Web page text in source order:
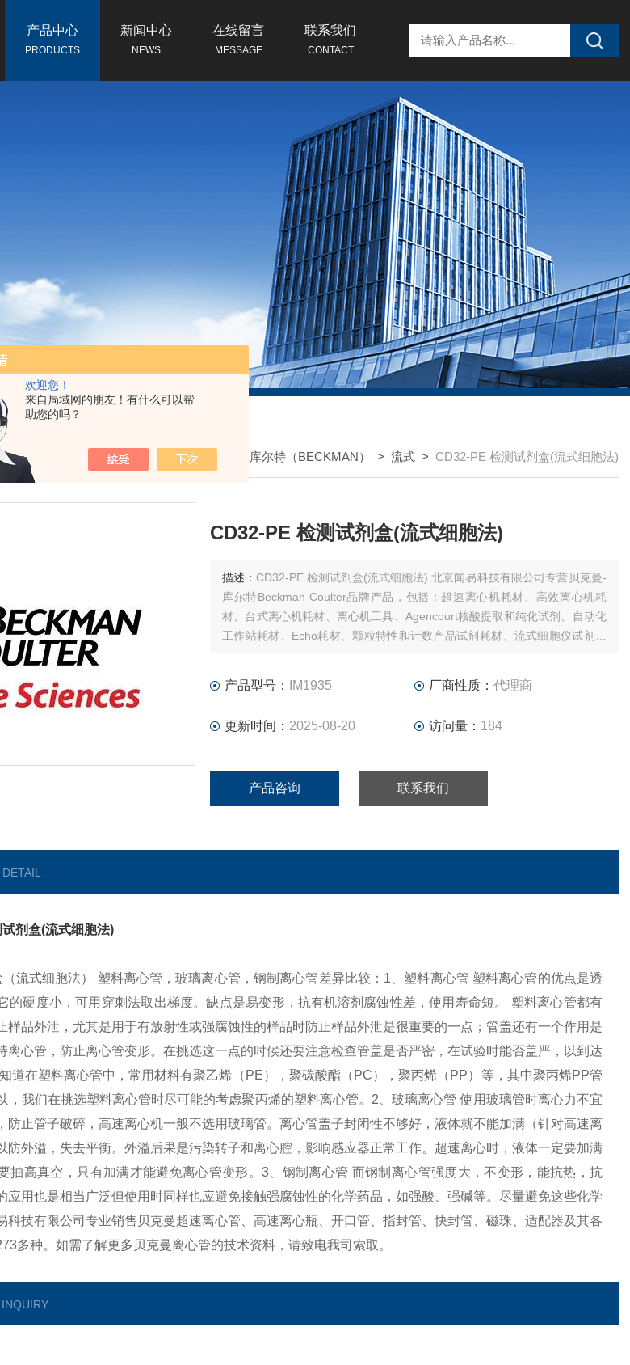
欢迎您！
来自局域网的朋友！有什么可以帮
助您的吗？
产品中心
PRODUCTS
新闻中心
NEWS
在线留言
MESSAGE
联系我们
CONTACT
首页> 产品中心> 贝克曼库尔特（BECKMAN） > 流式 > CD32-PE 检测试剂盒(流式细胞法)
CD32-PE 检测试剂盒(流式细胞法)
描述： CD32-PE 检测试剂盒(流式细胞法) 北京闻易科技有限公司专营贝克曼-
库尔特Beckman Coulter品牌产品，包括：超速离心机耗材、高效离心机耗
材、台式离心机耗材、离心机工具、Agencourt核酸提取和纯化试剂、自动化
工作站耗材、Echo耗材、颗粒特性和计数产品试剂耗材、流式细胞仪试剂耗
产品型号： IM1935 厂商性质： 代理商
更新时间： 2025-08-20 访问量： 184
产品咨询 联系我们
剂盒(流式细胞法)
流式细胞法） 塑料离心管，玻璃离心管，钢制离心管差异比较：1、塑料离心管 塑料离心管的优点是透
的硬度小，可用穿刺法取出梯度。缺点是易变形，抗有机溶剂腐蚀性差，使用寿命短。 塑料离心管都有
样品外泄，尤其是用于有放射性或强腐蚀性的样品时防止样品外泄是很重要的一点；管盖还有一个作用是
离心管，防止离心管变形。在挑选这一点的时候还要注意检查管盖是否严密，在试验时能否盖严，以到达
道在塑料离心管中，常用材料有聚乙烯（PE），聚碳酸酯（PC），聚丙烯（PP）等，其中聚丙烯PP管
，我们在挑选塑料离心管时尽可能的考虑聚丙烯的塑料离心管。2、玻璃离心管 使用玻璃管时离心力不宜
防止管子破碎，高速离心机一般不选用玻璃管。离心管盖子封闭性不够好，液体就不能加满（针对高速离
防外溢，失去平衡。外溢后果是污染转子和离心腔，影响感应器正常工作。超速离心时，液体一定要加满
抽高真空，只有加满才能避免离心管变形。3、钢制离心管 而钢制离心管强度大，不变形，能抗热，抗
应用也是相当广泛但使用时同样也应避免接触强腐蚀性的化学药品，如强酸、强碱等。尽量避免这些化学
科技有限公司专业销售贝克曼超速离心管、高速离心瓶、开口管、指封管、快封管、磁珠、适配器及其各
多种。如需了解更多贝克曼离心管的技术资料，请致电我司索取。